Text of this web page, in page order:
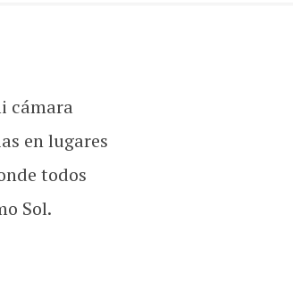
cámara
en lugares
todos
Sol.